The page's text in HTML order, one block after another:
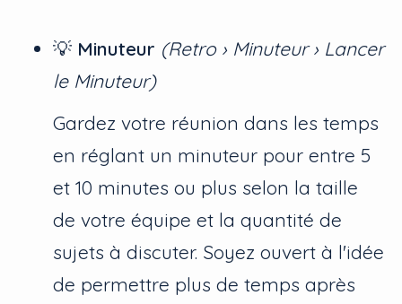
💡 Minuteur (Retro › Minuteur › Lancer
le Minuteur)
Gardez votre réunion dans les temps
en réglant un minuteur pour entre 5
et 10 minutes ou plus selon la taille
de votre équipe et la quantité de
sujets à discuter. Soyez ouvert à l'idée
de permettre plus de temps après